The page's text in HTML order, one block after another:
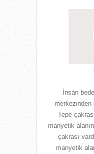
İnsan
merkezinden
Tepe
manyetik
çakrası
manyetik